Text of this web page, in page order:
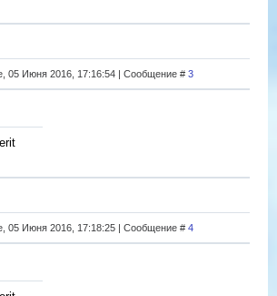
05 Июня 2016, 17:16:54 | Сообщение # 3
05 Июня 2016, 17:18:25 | Сообщение # 4